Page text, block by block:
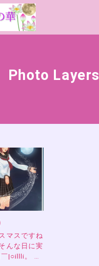
Photo Layers
マスですね
んな日に実
￣|○illli。 …